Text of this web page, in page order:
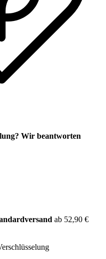
Wir beantworten
ab 52,90 €